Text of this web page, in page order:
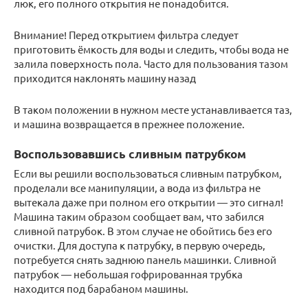
люк, его полного открытия не понадобится.
Внимание! Перед открытием фильтра следует
приготовить ёмкость для воды и следить, чтобы вода не
залила поверхность пола. Часто для пользования тазом
приходится наклонять машину назад
В таком положении в нужном месте устанавливается таз,
и машина возвращается в прежнее положение.
Воспользовавшись сливным патрубком
Если вы решили воспользоваться сливным патрубком,
проделали все манипуляции, а вода из фильтра не
вытекала даже при полном его открытии — это сигнал!
Машина таким образом сообщает вам, что забился
сливной патрубок. В этом случае не обойтись без его
очистки. Для доступа к патрубку, в первую очередь,
потребуется снять заднюю панель машинки. Сливной
патрубок — небольшая гофрированная трубка
находится под барабаном машины.